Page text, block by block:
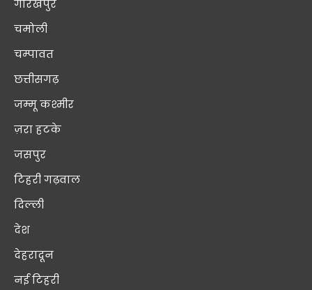
गोरखपुर
चमोली
चम्पावत
छत्तीसगढ़
जम्मू कश्मीर
ज़रा हटके
जसपुर
टिहरी गढ़वाल
दिल्ली
देश
देहरादून
नई टिहरी